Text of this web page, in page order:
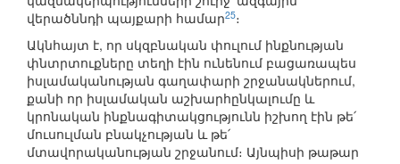
վերածննդի պայքարի համար25։
Ակնհայտ է, որ սկզբնական փուլում ինքնության
փնտրտուքները տեղի էին ունենում բացառապես
իսլամականության գաղափարի շրջանակներում,
քանի որ իսլամական աշխարհընկալումը և
կրոնական ինքնագիտակցությունն իշխող էին թե՛
մուսուլման բնակչության և թե՛
մտավորականության շրջանում։ Այնպիսի թաթար